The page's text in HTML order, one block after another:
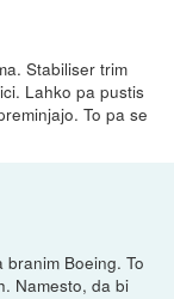
Stabiliser trim
Lahko pa pustis
To pa se
Boeing. To
Namesto, da bi